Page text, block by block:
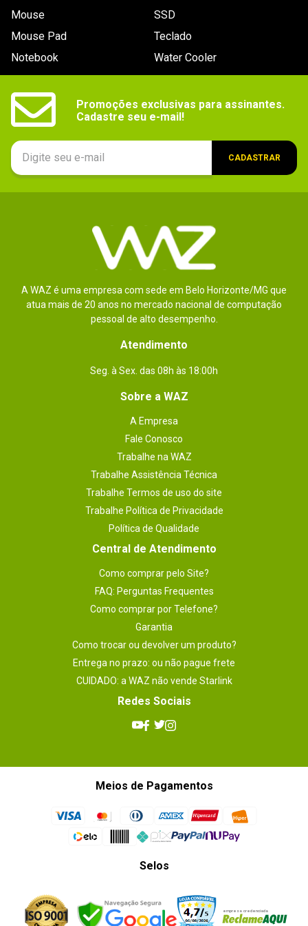
Mouse
Mouse Pad
Notebook
SSD
Teclado
Water Cooler
Promoções exclusivas para assinantes.
Cadastre seu e-mail!
CADASTRAR
A WAZ é uma empresa com sede em Belo Horizonte/MG que
atua mais de 20 anos no mercado nacional de computação
pessoal de alto desempenho.
Atendimento
Seg. à Sex. das 08h às 18:00h
Sobre a WAZ
A Empresa
Fale Conosco
Trabalhe na WAZ
Trabalhe Assistência Técnica
Trabalhe Termos de uso do site
Trabalhe Política de Privacidade
Política de Qualidade
Central de Atendimento
Como comprar pelo Site?
FAQ: Perguntas Frequentes
Como comprar por Telefone?
Garantia
Como trocar ou devolver um produto?
Entrega no prazo: ou não pague frete
CUIDADO: a WAZ não vende Starlink
Redes Sociais
Meios de Pagamentos
Selos